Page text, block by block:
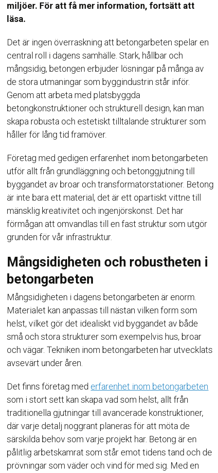
miljöer. För att få mer information, fortsätt att
läsa.
Det är ingen överraskning att betongarbeten spelar en
central roll i dagens samhälle. Stark, hållbar och
mångsidig, betongen erbjuder lösningar på många av
de stora utmaningar som byggindustrin står inför.
Genom att arbeta med platsbyggda
betongkonstruktioner och strukturell design, kan man
skapa robusta och estetiskt tilltalande strukturer som
håller för lång tid framöver.
Företag med gedigen erfarenhet inom betongarbeten
utför allt från grundläggning och betonggjutning till
byggandet av broar och transformatorstationer. Betong
är inte bara ett material, det är ett opartiskt vittne till
mänsklig kreativitet och ingenjörskonst. Det har
förmågan att omvandlas till en fast struktur som utgör
grunden för vår infrastruktur.
Mångsidigheten och robustheten i
betongarbeten
Mångsidigheten i dagens betongarbeten är enorm.
Materialet kan anpassas till nästan vilken form som
helst, vilket gör det idealiskt vid byggandet av både
små och stora strukturer som exempelvis hus, broar
och vägar. Tekniken inom betongarbeten har utvecklats
avsevärt under åren.
Det finns företag med erfarenhet inom betongarbeten
som i stort sett kan skapa vad som helst, allt från
traditionella gjutningar till avancerade konstruktioner,
där varje detalj noggrant planeras för att möta de
särskilda behov som varje projekt har. Betong är en
pålitlig arbetskamrat som står emot tidens tand och de
prövningar som väder och vind för med sig. Med en